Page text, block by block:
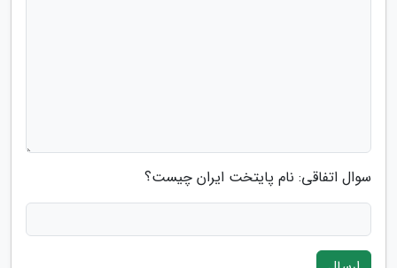
سوال اتفاقی: نام پایتخت ایران چیست؟